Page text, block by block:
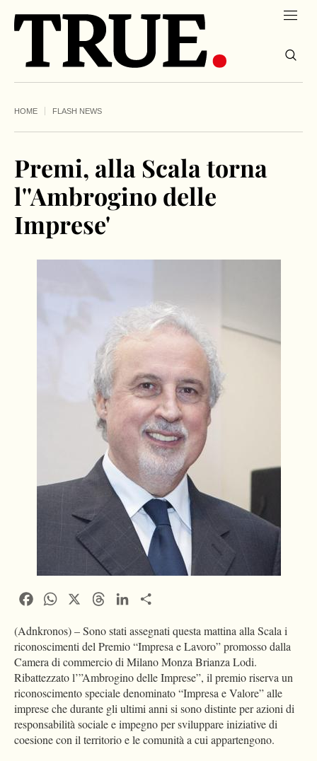
HOME FLASH NEWS
Premi, alla Scala torna
l''Ambrogino delle
Imprese'
FacebookWhatsApp ThreadsLinkedIn
(Adnkronos) – Sono stati assegnati questa mattina alla Scala i
riconoscimenti del Premio “Impresa e Lavoro” promosso dalla
Camera di commercio di Milano Monza Brianza Lodi.
Ribattezzato l’”Ambrogino delle Imprese”, il premio riserva un
riconoscimento speciale denominato “Impresa e Valore” alle
imprese che durante gli ultimi anni si sono distinte per azioni di
responsabilità sociale e impegno per sviluppare iniziative di
coesione con il territorio e le comunità a cui appartengono.